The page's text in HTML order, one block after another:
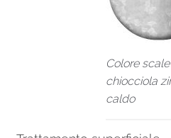
Colore
chiocciola
caldo